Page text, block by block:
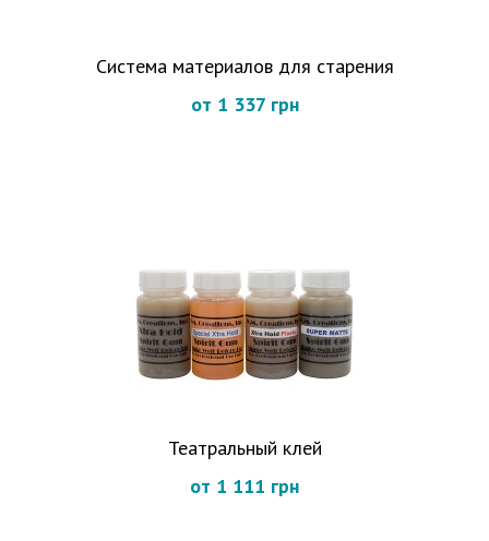
Система материалов для старения
от 1 337 грн
Театральный клей
от 1 111 грн